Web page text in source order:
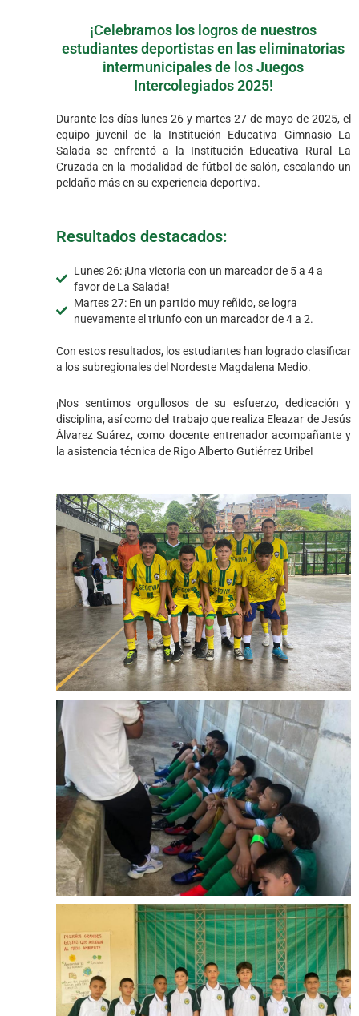
¡Celebramos los logros de nuestros
estudiantes deportistas en las eliminatorias
intermunicipales de los Juegos
Intercolegiados 2025!
Durante los días lunes 26 y martes 27 de mayo de 2025, el
equipo juvenil de la Institución Educativa Gimnasio La
Salada se enfrentó a la Institución Educativa Rural La
Cruzada en la modalidad de fútbol de salón, escalando un
peldaño más en su experiencia deportiva.
Resultados destacados:
Lunes 26: ¡Una victoria con un marcador de 5 a 4 a
favor de La Salada!
Martes 27: En un partido muy reñido, se logra
nuevamente el triunfo con un marcador de 4 a 2.
Con estos resultados, los estudiantes han logrado clasificar
a los subregionales del Nordeste Magdalena Medio.
¡Nos sentimos orgullosos de su esfuerzo, dedicación y
disciplina, así como del trabajo que realiza Eleazar de Jesús
Álvarez Suárez, como docente entrenador acompañante y
la asistencia técnica de Rigo Alberto Gutiérrez Uribe!